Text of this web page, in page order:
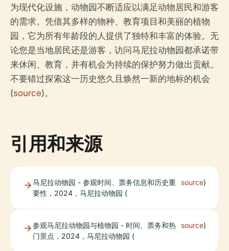
为现代化设施，动物园不断适应以满足动物居民和游客
的需求。凭借其多样的物种、教育项目和美丽的植物
园，它为所有年龄段的人提供了独特和丰富的体验。无
论您是当地居民还是游客，访问马尼拉动物园都承诺带
来休闲、教育，并有机会为持续的保护努力做出贡献。
不要错过探索这一历史悠久且焕然一新的地标的机会
(source)。
引用和来源
马尼拉动物园 - 参观时间、票务信息和历史重
要性，2024，马尼拉动物园 (
source)
参观马尼拉动物园与植物园 - 时间、票务和热
门景点，2024，马尼拉动物园 (
source)